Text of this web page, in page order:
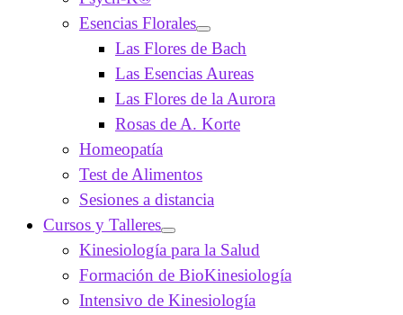
Esencias Florales
Las Flores de Bach
Las Esencias Aureas
Las Flores de la Aurora
Rosas de A. Korte
Homeopatía
Test de Alimentos
Sesiones a distancia
Cursos y Talleres
Kinesiología para la Salud
Formación de BioKinesiología
Intensivo de Kinesiología